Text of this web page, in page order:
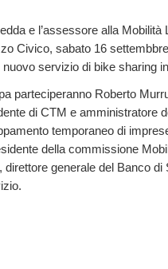
e l’assessore alla Mobilità
Civico, sabato 16
servizio di bike sharing
parteciperanno Roberto
di CTM e amministratore
temporaneo di
della commissione
generale del Banco di